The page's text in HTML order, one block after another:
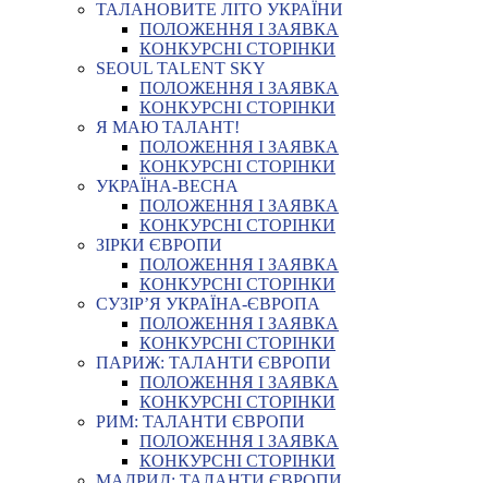
ТАЛАНОВИТЕ ЛІТО УКРАЇНИ
ПОЛОЖЕННЯ І ЗАЯВКА
КОНКУРСНІ СТОРІНКИ
SEOUL TALENT SKY
ПОЛОЖЕННЯ І ЗАЯВКА
КОНКУРСНІ СТОРІНКИ
Я МАЮ ТАЛАНТ!
ПОЛОЖЕННЯ І ЗАЯВКА
КОНКУРСНІ СТОРІНКИ
УКРАЇНА-ВЕСНА
ПОЛОЖЕННЯ І ЗАЯВКА
КОНКУРСНІ СТОРІНКИ
ЗІРКИ ЄВРОПИ
ПОЛОЖЕННЯ І ЗАЯВКА
КОНКУРСНІ СТОРІНКИ
СУЗІР’Я УКРАЇНА-ЄВРОПА
ПОЛОЖЕННЯ І ЗАЯВКА
КОНКУРСНІ СТОРІНКИ
ПАРИЖ: ТАЛАНТИ ЄВРОПИ
ПОЛОЖЕННЯ І ЗАЯВКА
КОНКУРСНІ СТОРІНКИ
РИМ: ТАЛАНТИ ЄВРОПИ
ПОЛОЖЕННЯ І ЗАЯВКА
КОНКУРСНІ СТОРІНКИ